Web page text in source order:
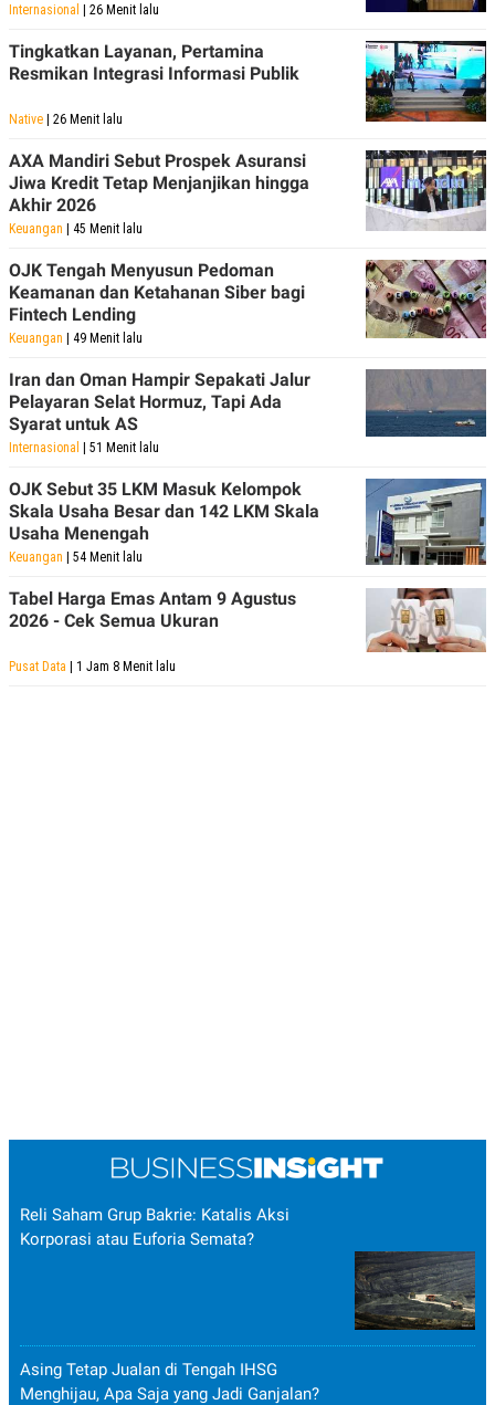
Internasional | 26 Menit lalu
Tingkatkan Layanan, Pertamina
Resmikan Integrasi Informasi Publik
Native | 26 Menit lalu
AXA Mandiri Sebut Prospek Asuransi
Jiwa Kredit Tetap Menjanjikan hingga
Akhir 2026
Keuangan | 45 Menit lalu
OJK Tengah Menyusun Pedoman
Keamanan dan Ketahanan Siber bagi
Fintech Lending
Keuangan | 49 Menit lalu
Iran dan Oman Hampir Sepakati Jalur
Pelayaran Selat Hormuz, Tapi Ada
Syarat untuk AS
Internasional | 51 Menit lalu
OJK Sebut 35 LKM Masuk Kelompok
Skala Usaha Besar dan 142 LKM Skala
Usaha Menengah
Keuangan | 54 Menit lalu
Tabel Harga Emas Antam 9 Agustus
2026 - Cek Semua Ukuran
Pusat Data | 1 Jam 8 Menit lalu
Reli Saham Grup Bakrie: Katalis Aksi
Korporasi atau Euforia Semata?
Asing Tetap Jualan di Tengah IHSG
Menghijau, Apa Saja yang Jadi Ganjalan?